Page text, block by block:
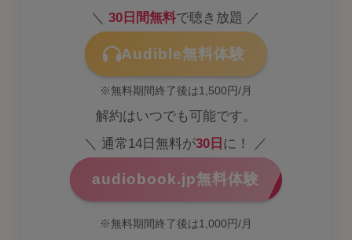
＼30日間無料で聴き放題 ／
Audible無料体験
※無料期間終了後は1,500円/月
解約はいつでも可能です。
＼ 通常14日無料が30日 に！ ／
audiobook.jp無料体験
※無料期間終了後は1,000円/月